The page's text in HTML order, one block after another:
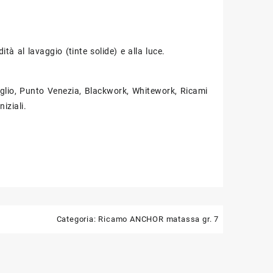
al lavaggio (tinte solide) e alla luce.
Punto Venezia, Blackwork, Whitework, Ricami
Categoria: Ricamo ANCHOR matassa gr. 7